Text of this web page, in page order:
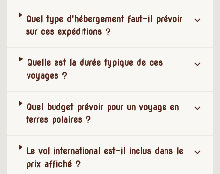
Quel type d'hébergement faut-il prévoir
sur ces expéditions ?
Quelle est la durée typique de ces
voyages ?
Quel budget prévoir pour un voyage en
terres polaires ?
Le vol international est-il inclus dans le
prix affiché ?